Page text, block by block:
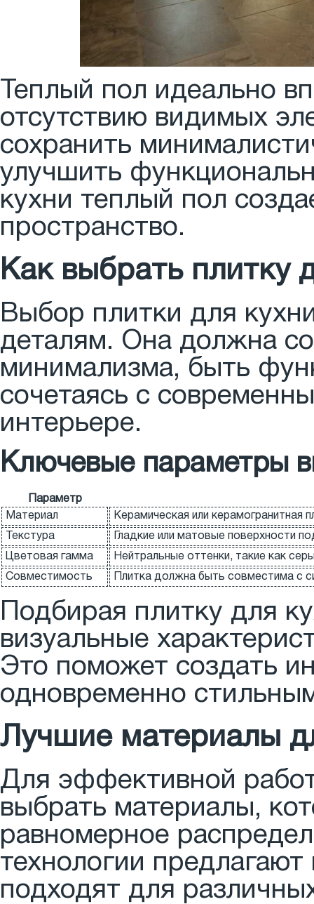
Теплый пол идеально
отсутствию видимых
сохранить
улучшить
кухни теплый пол
пространство.
Как выбрать плитку
Выбор плитки для
деталям. Она должна
минимализма, быть
сочетаясь с
интерьере.
Ключевые параметры
Параметр
Материал
Керамическая или керамогранитная
Текстура Гладкие или матовые поверхности
Цветовая гамма Нейтральные оттенки, такие как
Совместимость Плитка должна быть совместима с
Подбирая плитку для
визуальные
Это поможет создать
одновременно
Лучшие материалы
Для эффективной
выбрать материалы,
равномерное
технологии
подходят для